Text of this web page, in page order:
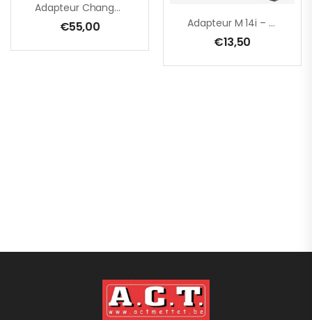
Adapteur Changemant Rapide M 14, Intérieur, Malaxeur
€55,00 Adapteur M 14i – M 14i
€13,50